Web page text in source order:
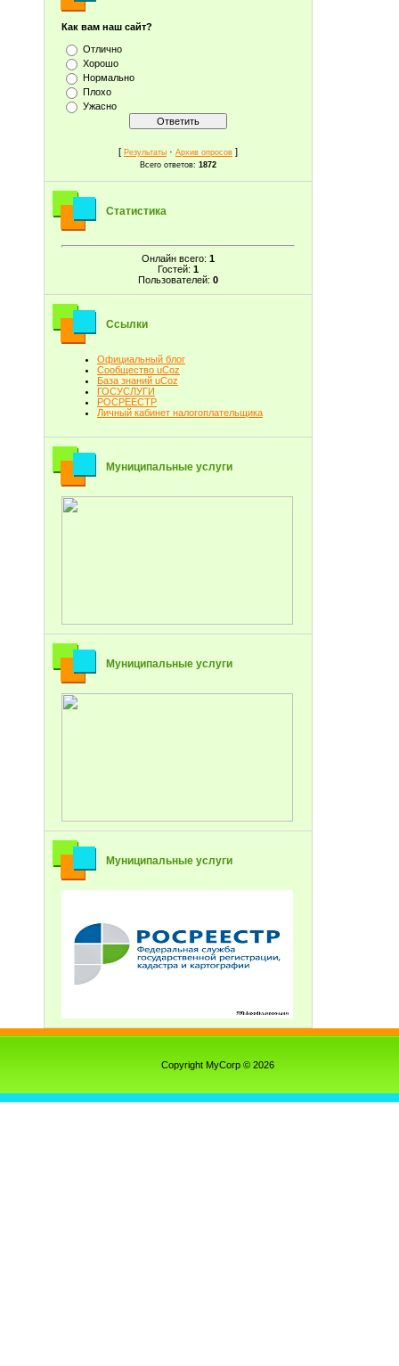
Как вам наш сайт?
Отлично
Хорошо
Нормально
Плохо
Ужасно
[ Результаты · Архив опросов ]
Всего ответов: 1872
Статистика
Онлайн всего: 1
Гостей: 1
Пользователей: 0
Ссылки
Официальный блог
Сообщество uCoz
База знаний uCoz
ГОСУСЛУГИ
РОСРЕЕСТР
Личный кабинет налогоплательщика
Муниципальные услуги
Муниципальные услуги
Муниципальные услуги
Copyright MyCorp © 2026